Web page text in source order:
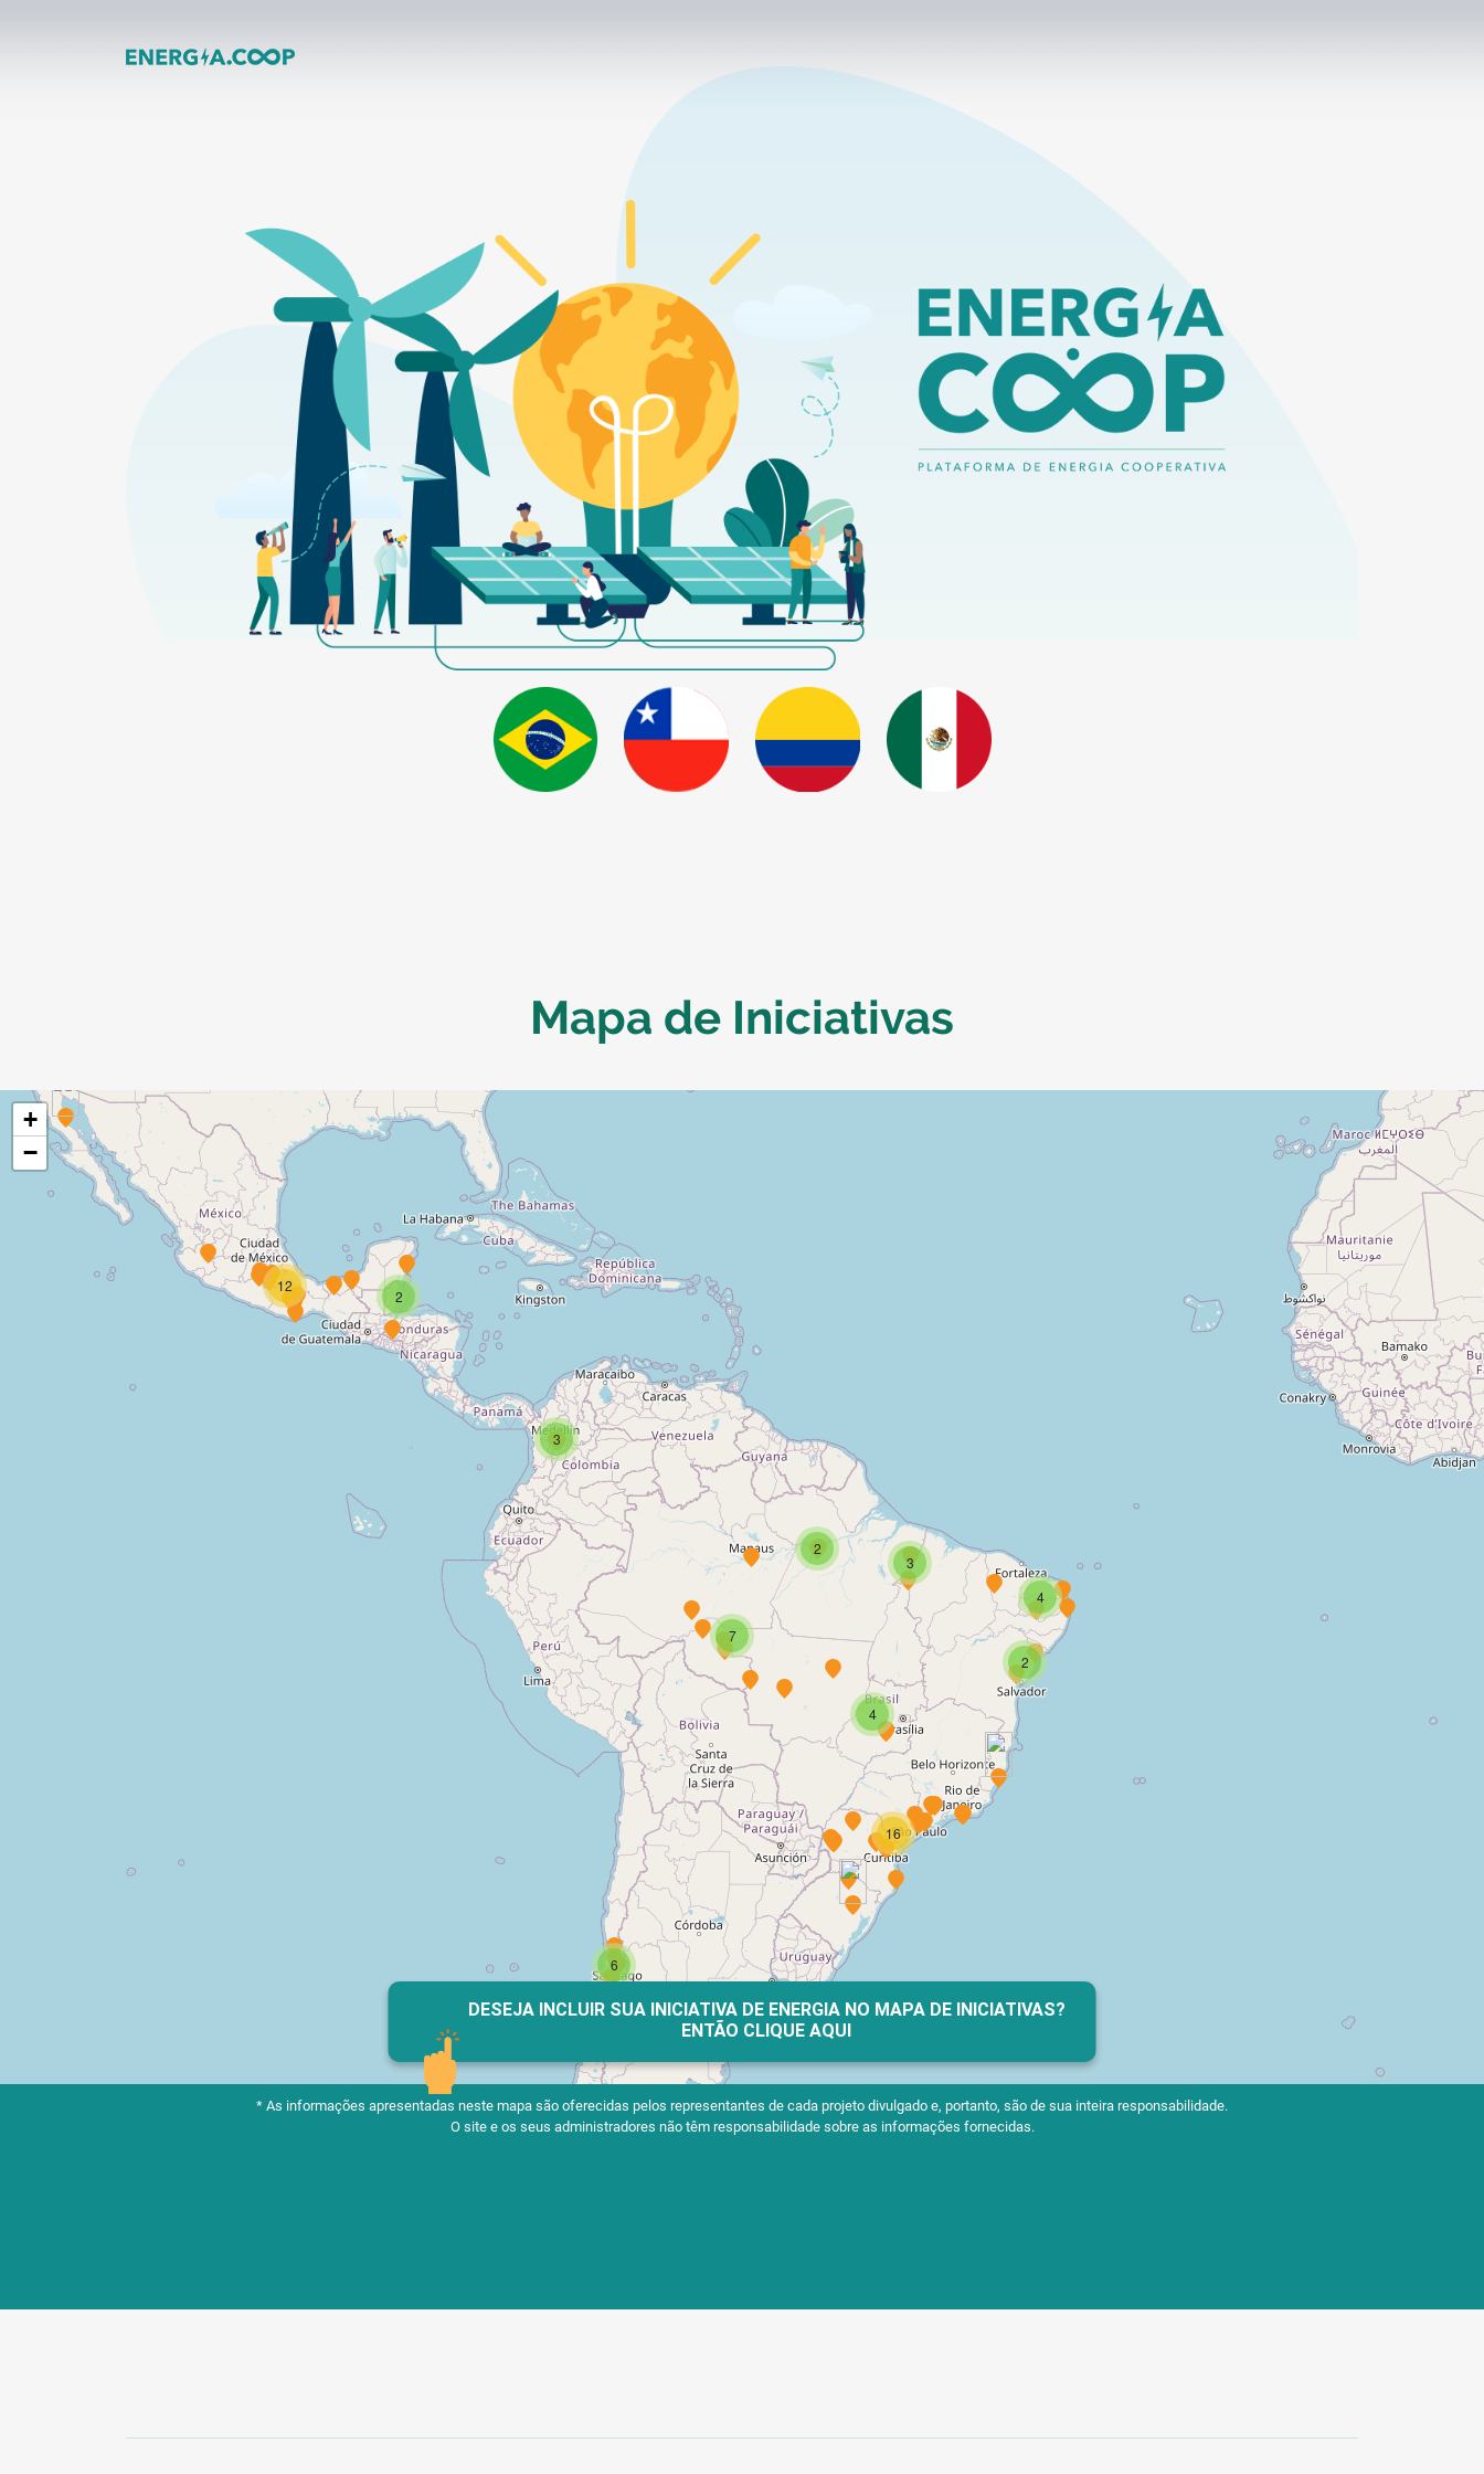
Mapa de Iniciativas
DESEJA INCLUIR SUA INICIATIVA DE ENERGIA NO MAPA DE INICIATIVAS?
ENTÃO CLIQUE AQUI
* As informações apresentadas neste mapa são oferecidas pelos representantes de cada projeto divulgado e, portanto, são de sua inteira responsabilidade.
O site e os seus administradores não têm responsabilidade sobre as informações fornecidas.